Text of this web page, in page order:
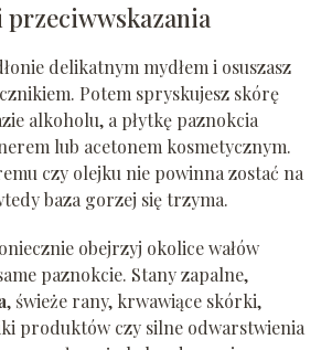
przeciwwskazania
delikatnym mydłem i osuszasz
Potem spryskujesz skórę
alkoholu, a płytkę paznokcia
lub acetonem kosmetycznym.
czy olejku nie powinna zostać na
baza gorzej się trzyma.
obejrzyj okolice wałów
paznokcie. Stany zapalne,
, świeże rany, krwawiące skórki,
produktów czy silne odwarstwienia